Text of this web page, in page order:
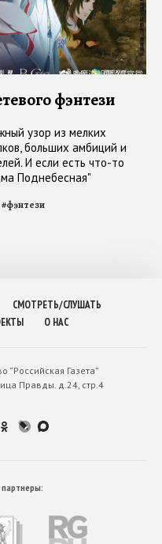
фэнтези
узор из мелких
больших амбиций и
И если есть что-то
Поднебесная"
#фэнтези
СМОТРЕТЬ/СЛУШАТЬ
О НАС
”Российская Газета”
Правды. д.24, стр.4